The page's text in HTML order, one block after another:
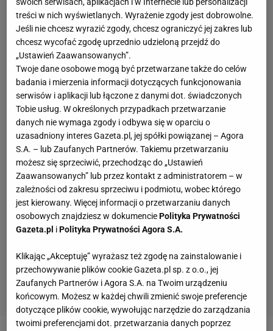
swoich serwisach, aplikacjach i w Internecie lub personalizacji
treści w nich wyświetlanych. Wyrażenie zgody jest dobrowolne.
Jeśli nie chcesz wyrazić zgody, chcesz ograniczyć jej zakres lub
chcesz wycofać zgodę uprzednio udzieloną przejdź do
„Ustawień Zaawansowanych”.
Twoje dane osobowe mogą być przetwarzane także do celów
badania i mierzenia informacji dotyczących funkcjonowania
serwisów i aplikacji lub łączone z danymi dot. świadczonych
Tobie usług. W określonych przypadkach przetwarzanie
danych nie wymaga zgody i odbywa się w oparciu o
uzasadniony interes Gazeta.pl, jej spółki powiązanej – Agora
S.A. – lub Zaufanych Partnerów. Takiemu przetwarzaniu
możesz się sprzeciwić, przechodząc do „Ustawień
Zaawansowanych” lub przez kontakt z administratorem – w
zależności od zakresu sprzeciwu i podmiotu, wobec którego
jest kierowany. Więcej informacji o przetwarzaniu danych
osobowych znajdziesz w dokumenciePolityka Prywatności
Gazeta.pl iPolityka Prywatności Agora S.A.
Klikając „Akceptuję” wyrażasz też zgodę na zainstalowanie i
przechowywanie plików cookie Gazeta.pl sp. z o.o., jej
Zaufanych Partnerów i Agora S.A. na Twoim urządzeniu
końcowym. Możesz w każdej chwili zmienić swoje preferencje
dotyczące plików cookie, wywołując narzędzie do zarządzania
twoimi preferencjami dot. przetwarzania danych poprzez